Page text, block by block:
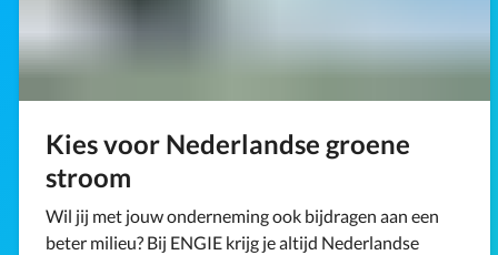
Kies voor Nederlandse groene
stroom
Wil jij met jouw onderneming ook bijdragen aan een
beter milieu? Bij ENGIE krijg je altijd Nederlandse